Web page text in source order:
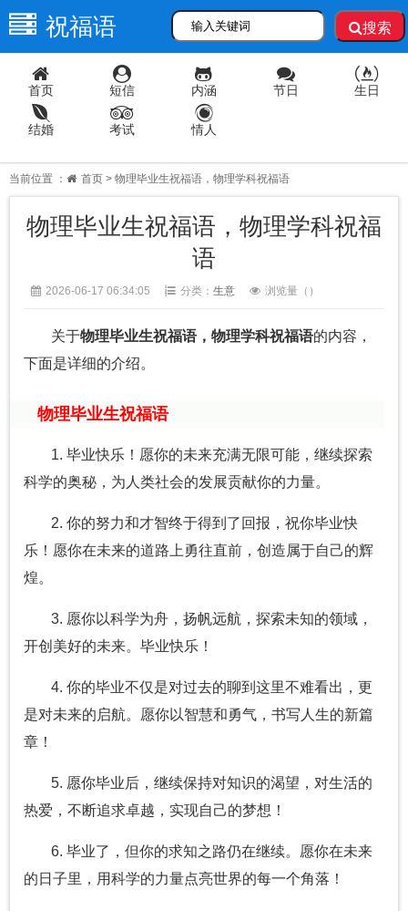
祝福语 搜索
首页 短信 内涵 节日 生日
结婚 考试 情人
当前位置 ： 首页 > 物理毕业生祝福语，物理学科祝福语
物理毕业生祝福语，物理学科祝福
语
2026-06-17 06:34:05 分类： 生意 浏览量（ ）
关于物理毕业生祝福语，物理学科祝福语的内容，
下面是详细的介绍。
物理毕业生祝福语
1. 毕业快乐！愿你的未来充满无限可能，继续探索
科学的奥秘，为人类社会的发展贡献你的力量。
2. 你的努力和才智终于得到了回报，祝你毕业快
乐！愿你在未来的道路上勇往直前，创造属于自己的辉
煌。
3. 愿你以科学为舟，扬帆远航，探索未知的领域，
开创美好的未来。毕业快乐！
4. 你的毕业不仅是对过去的聊到这里不难看出，更
是对未来的启航。愿你以智慧和勇气，书写人生的新篇
章！
5. 愿你毕业后，继续保持对知识的渴望，对生活的
热爱，不断追求卓越，实现自己的梦想！
6. 毕业了，但你的求知之路仍在继续。愿你在未来
的日子里，用科学的力量点亮世界的每一个角落！